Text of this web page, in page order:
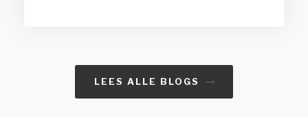
LEES ALLE BLOGS